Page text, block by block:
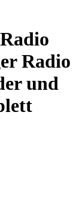
Radio
und